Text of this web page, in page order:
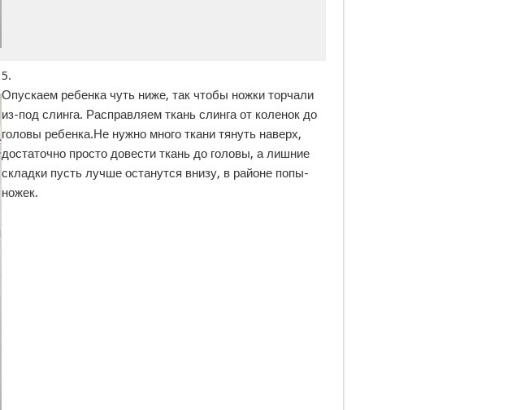
5.
Опускаем ребенка чуть ниже, так чтобы ножки торчали
из-под слинга. Расправляем ткань слинга от коленок до
головы ребенка.Не нужно много ткани тянуть наверх,
достаточно просто довести ткань до головы, а лишние
складки пусть лучше останутся внизу, в районе попы-
ножек.